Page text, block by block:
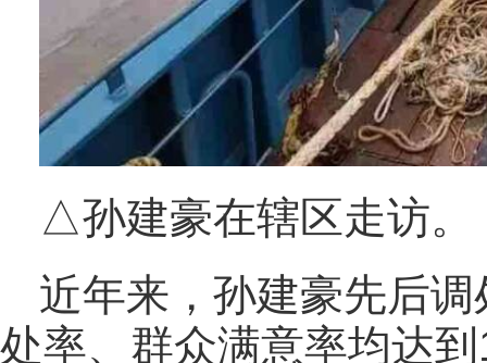
△孙建豪在辖区走访。
近年来，孙建豪先后
处率、群众满意率均达